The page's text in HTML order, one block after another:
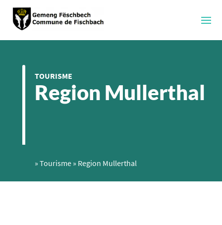
TOURISME
Region Mullerthal
» Tourisme » Region Mullerthal